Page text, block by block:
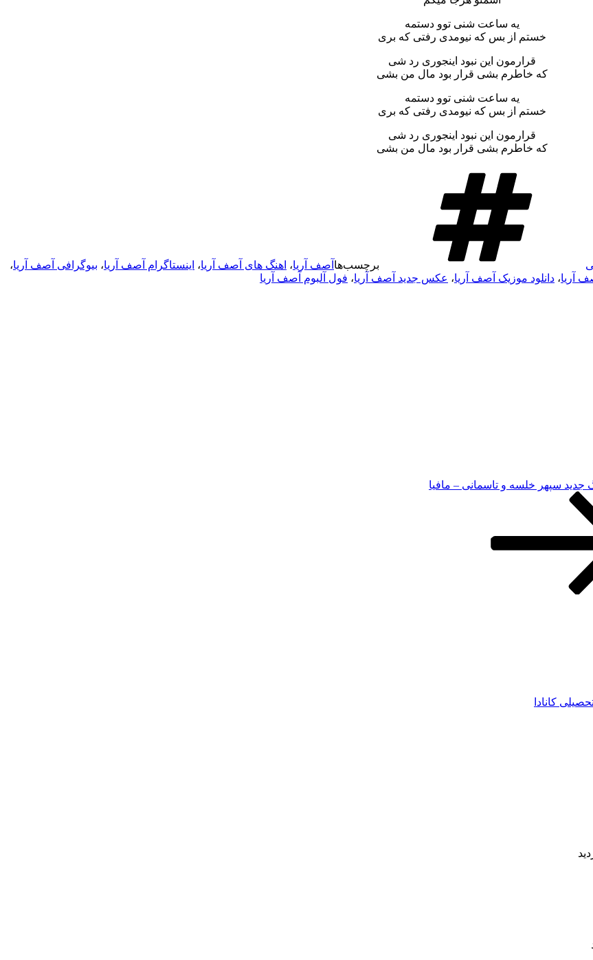
یه ساعت شنی توو دستمه
خستم از بس که نیومدی رفتی که بری
قرارمون این نبود اینجوری رد شی
که خاطرم بشی قرار بود مال من بشی
یه ساعت شنی توو دستمه
خستم از بس که نیومدی رفتی که بری
قرارمون این نبود اینجوری رد شی
که خاطرم بشی قرار بود مال من بشی
برچسب‌ها آصف آریا، اهنگ های آصف آریا، اینستاگرام آصف آریا، بیوگرافی آصف آریا،
آریا، دانلود موزیک آصف آریا، عکس جدید آصف آریا، فول آلبوم آصف آریا
جدید سپهر خلسه و تاسمانی – مافیا
کانادا